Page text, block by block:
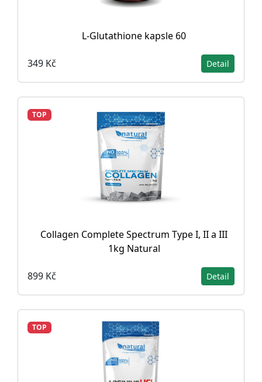
L-Glutathione kapsle 60
349 Kč Detail
TOP
Collagen Complete Spectrum Type I, II a III
1kg Natural
899 Kč Detail
TOP